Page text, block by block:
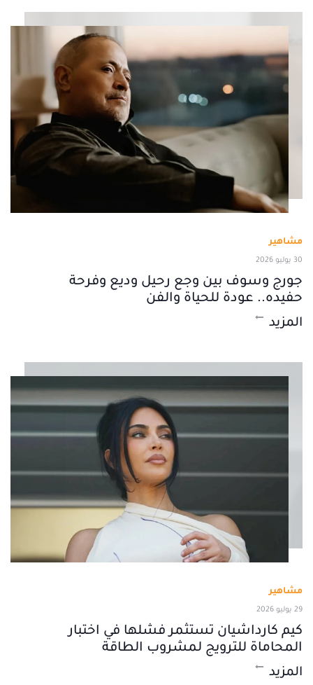
مشاهير
30 يوليو 2026
جورج وسوف بين وجع رحيل وديع وفرحة
حفيده.. عودة للحياة والفن
المزيد
مشاهير
29 يوليو 2026
كيم كارداشيان تستثمر فشلها في اختبار
المحاماة للترويج لمشروب الطاقة
المزيد